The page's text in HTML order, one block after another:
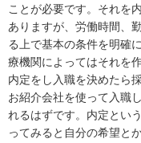
ことが必要です。それを
ありますが、労働時間、
る上で基本の条件を明確
療機関によってはそれを
内定をし入職を決めたら
お紹介会社を使って入職
れるはずです。内定とい
ってみると自分の希望と